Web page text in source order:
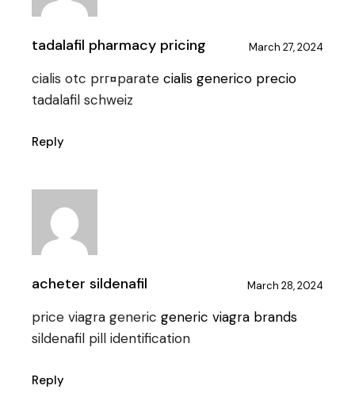
tadalafil pharmacy pricing March 27, 2024
cialis otc prг¤parate cialis generico precio
tadalafil schweiz
Reply
acheter sildenafil March 28, 2024
price viagra generic generic viagra brands
sildenafil pill identification
Reply